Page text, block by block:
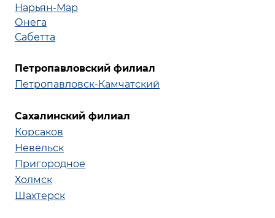
Нарьян-Мар
Онега
Сабетта
Петропавловский филиал
Петропавловск-Камчатский
Сахалинский филиал
Корсаков
Невельск
Пригородное
Холмск
Шахтерск